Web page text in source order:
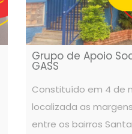
Grupo de Apoio
GASS
Constituído em 4 de
localizada as
entre os bairros